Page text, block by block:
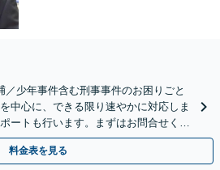
／少年事件含む刑事事件のお困りごと
中心に、できる限り速やかに対応しま
ートも行います。まずはお問合せくだ
料金表を見る